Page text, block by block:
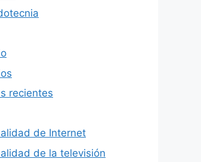
recientes
de Internet
de la televisión